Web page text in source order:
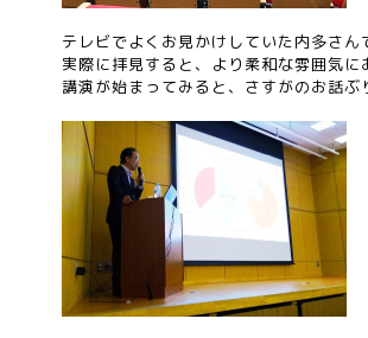
テレビでよくお見かけしていた内多さん
実際に拝見すると、より柔和な雰囲気
講演が始まってみると、さすがのお話